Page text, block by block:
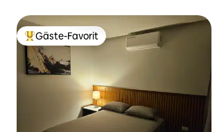
Beliebter Gäste-Favorit.
Gäste-Favorit